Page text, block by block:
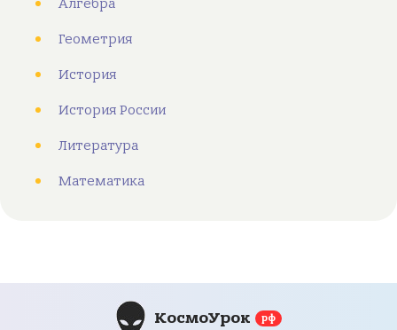
Алгебра
Геометрия
История
История России
Литература
Математика
КосмоУрок рф